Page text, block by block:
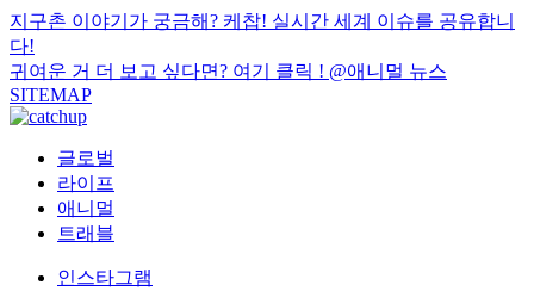
지구촌 이야기가 궁금해? 케찹! 실시간 세계 이슈를 공유합니
다!
귀여운 거 더 보고 싶다면? 여기 클릭 ! @애니멀 뉴스
SITEMAP
글로벌
라이프
애니멀
트래블
인스타그램